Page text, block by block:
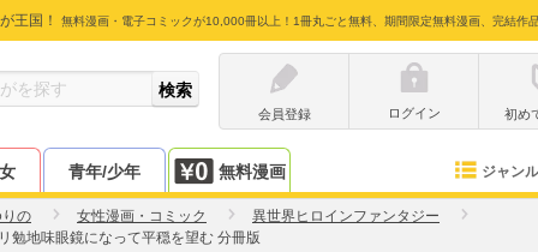
王国！ 無料漫画・電子コミックが10,000冊以上！1冊丸ごと無料、期間限定無料漫画、完結作
会員登録 ログイン 初め
青年/少年 無料漫画 ジャンル
の 女性漫画・コミック
異世界ヒロインファンタジー
勉地味眼鏡になって平穏を望む 分冊版